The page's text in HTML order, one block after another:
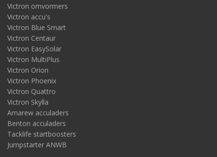
Victron omvormers
Victron accu's
Victron Blue Smart
Victron Centaur
Victron EasySolar
Victron MultiPlus
Victron Orion
Victron Phoenix
Victron Quattro
Victron Skylla
Amarew acculaders
Benton acculaders
Tacklife startboosters
Jumpstarter ANWB